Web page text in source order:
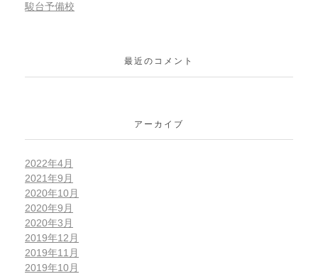
駿台予備校
最近のコメント
アーカイブ
2022年4月
2021年9月
2020年10月
2020年9月
2020年3月
2019年12月
2019年11月
2019年10月